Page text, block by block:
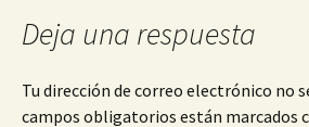
Deja una respuesta
Tu dirección de correo electrónico no
campos obligatorios están marcados